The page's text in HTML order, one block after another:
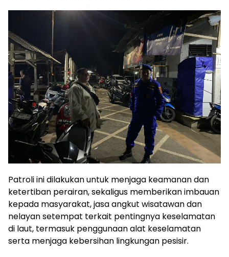
Patroli ini dilakukan untuk menjaga keamanan dan
ketertiban perairan, sekaligus memberikan imbauan
kepada masyarakat, jasa angkut wisatawan dan
nelayan setempat terkait pentingnya keselamatan
di laut, termasuk penggunaan alat keselamatan
serta menjaga kebersihan lingkungan pesisir.